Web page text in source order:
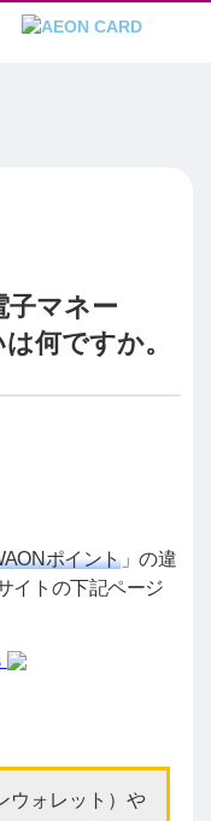
子マネー
何ですか。
ポイント」の違
イトの下記ページ
ウォレット）や